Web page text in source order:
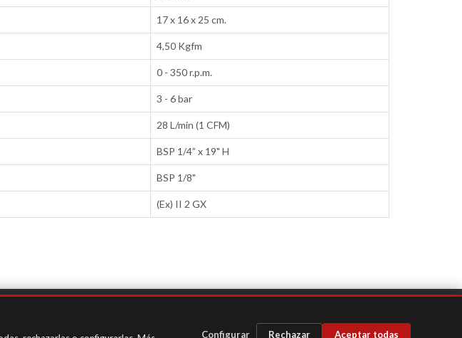
17 x 16 x 25 cm.
4,50 Kgfm
0 - 350 r.p.m.
3 - 6 bar
28 L/min (1 CFM)
BSP 1/4” x 19" H
BSP 1/8"
(Ex) II 2 GX
Contacta con soporte de pedidos:
global.sales@sagola.com
Configurar Rechazar Aceptar todas